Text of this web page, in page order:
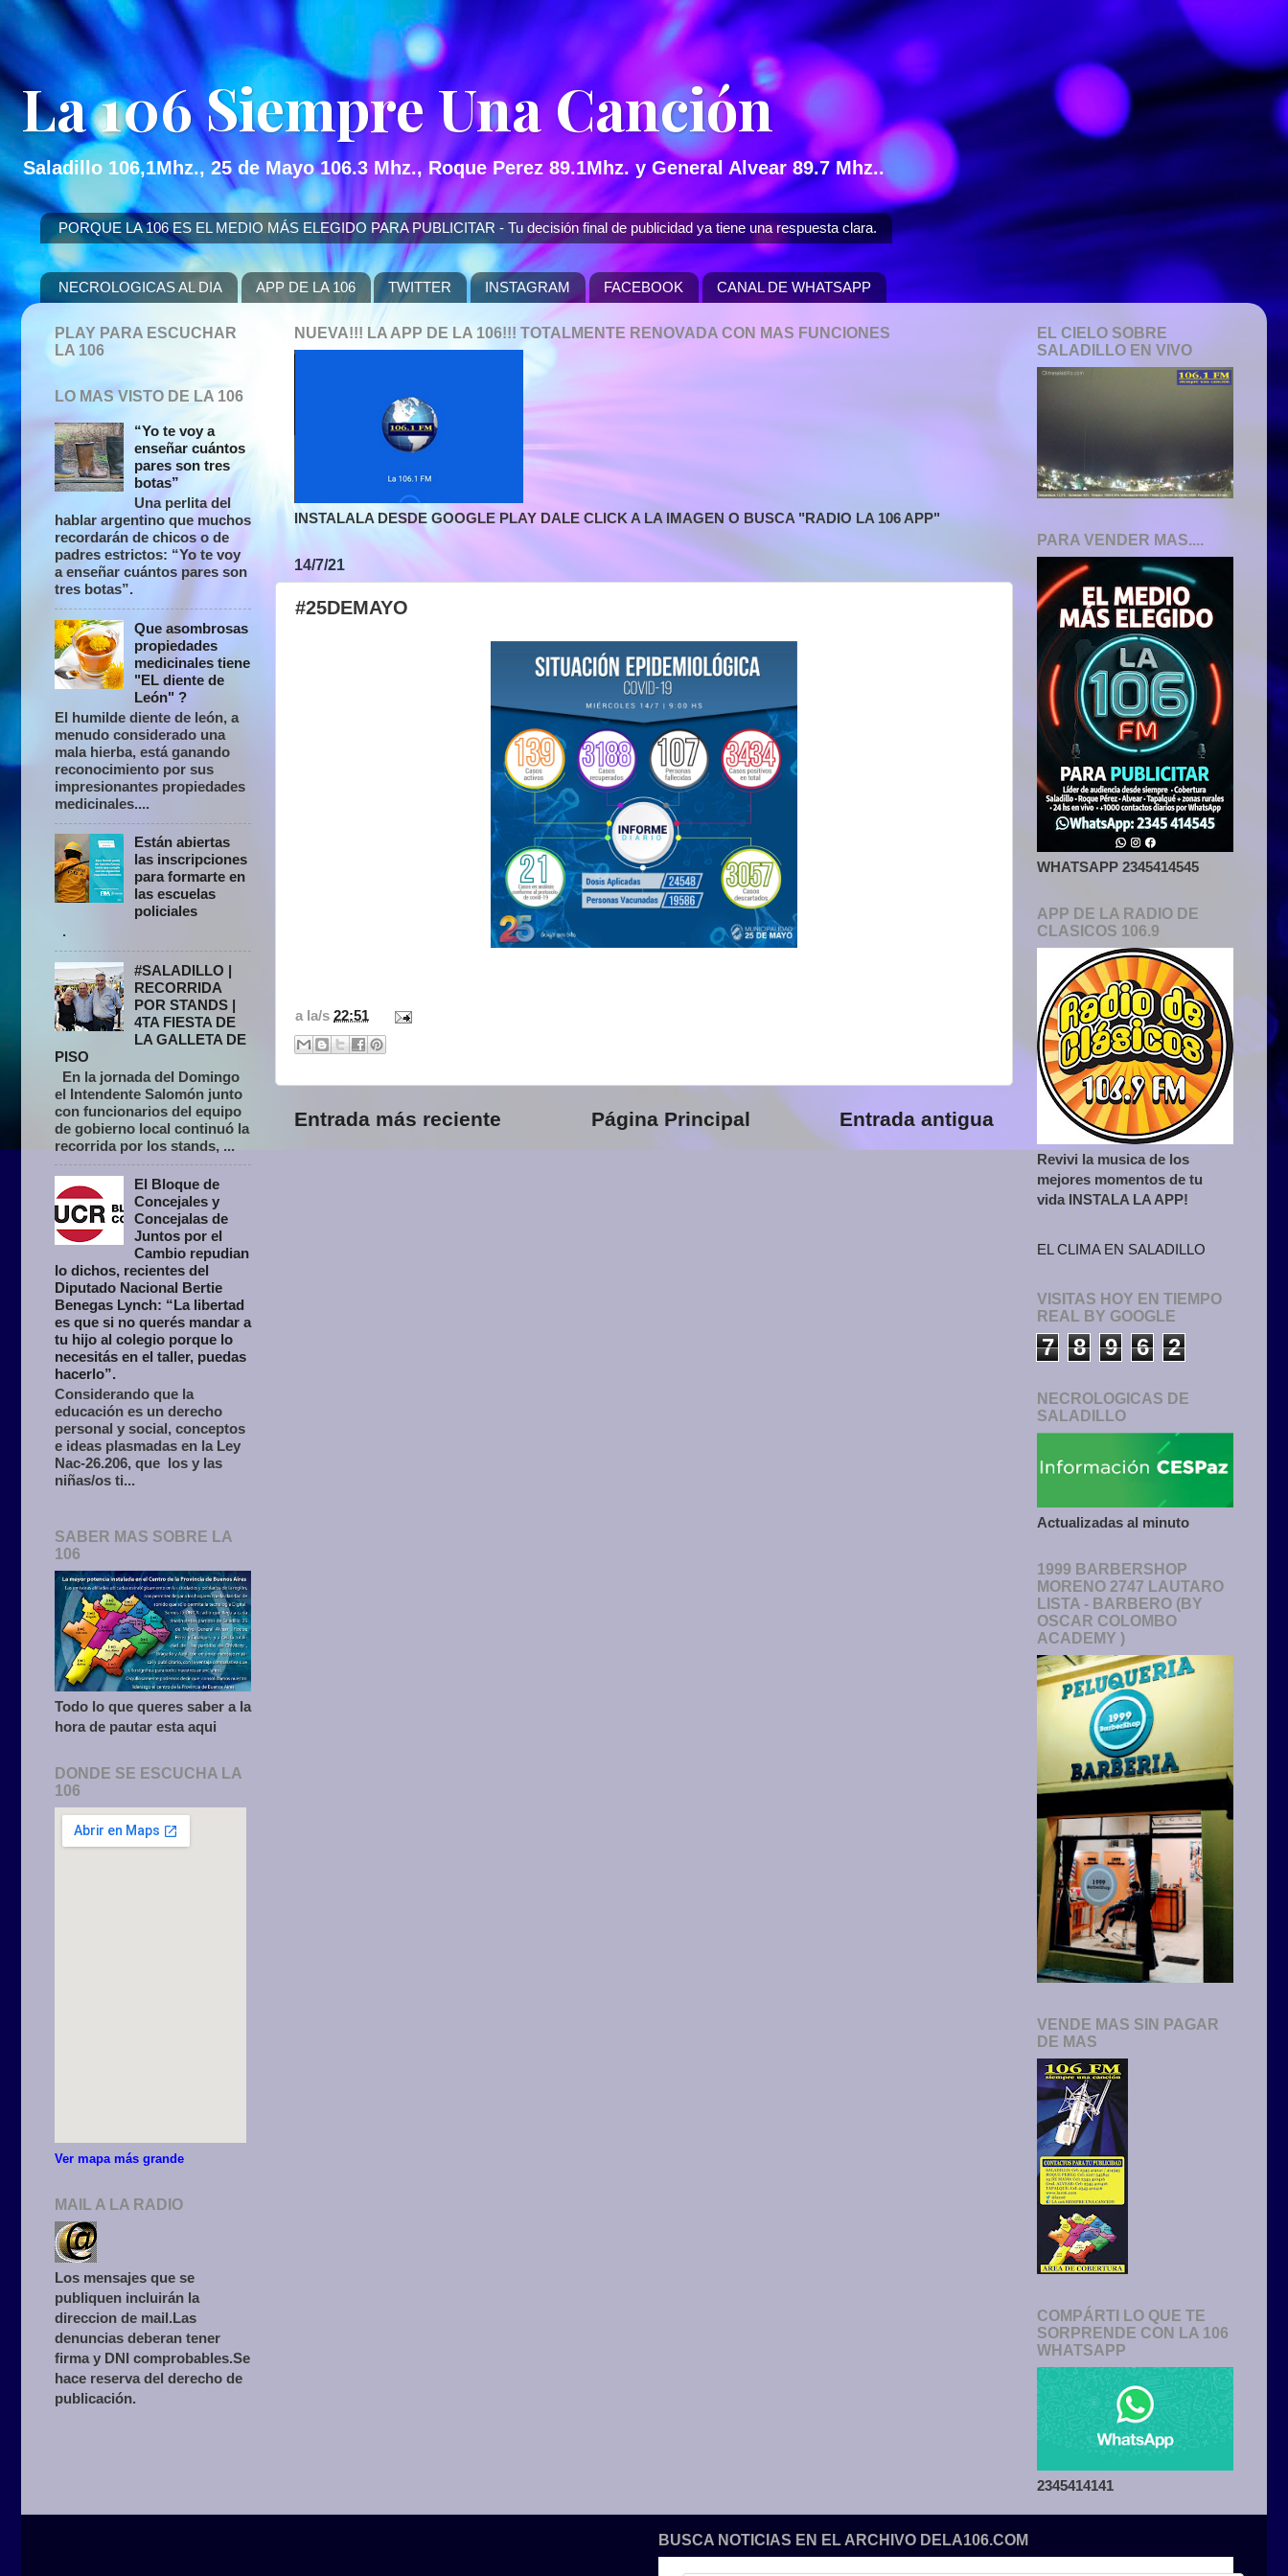
La 106 Siempre Una Canción
Saladillo 106,1Mhz., 25 de Mayo 106.3 Mhz., Roque Perez 89.1Mhz. y General Alvear 89.7 Mhz..
PORQUE LA 106 ES EL MEDIO MÁS ELEGIDO PARA PUBLICITAR - Tu decisión final de publicidad ya tiene una respuesta clara.
NECROLOGICAS AL DIA APP DE LA 106 TWITTER INSTAGRAM FACEBOOK CANAL DE WHATSAPP
NUEVA!!! LA APP DE LA 106!!! TOTALMENTE RENOVADA CON MAS FUNCIONES
INSTALALA DESDE GOOGLE PLAY DALE CLICK A LA IMAGEN O BUSCA "RADIO LA 106 APP"
14/7/21
#25DEMAYO
a la/s 22:51
Entrada más reciente Entrada antigua
Página Principal
PLAY PARA ESCUCHAR
LA 106
LO MAS VISTO DE LA 106
“Yo te voy a
enseñar cuántos
pares son tres
botas”
Una perlita del
hablar argentino que muchos
recordarán de chicos o de
padres estrictos: “Yo te voy
a enseñar cuántos pares son
tres botas”.
Que asombrosas
propiedades
medicinales tiene
"EL diente de
León" ?
El humilde diente de león, a
menudo considerado una
mala hierba, está ganando
reconocimiento por sus
impresionantes propiedades
medicinales....
Están abiertas
las inscripciones
para formarte en
las escuelas
policiales
.
#SALADILLO |
RECORRIDA
POR STANDS |
4TA FIESTA DE
LA GALLETA DE
PISO
En la jornada del Domingo
el Intendente Salomón junto
con funcionarios del equipo
de gobierno local continuó la
recorrida por los stands, ...
El Bloque de
Concejales y
Concejalas de
Juntos por el
Cambio repudian
lo dichos, recientes del
Diputado Nacional Bertie
Benegas Lynch: “La libertad
es que si no querés mandar a
tu hijo al colegio porque lo
necesitás en el taller, puedas
hacerlo”.
Considerando que la
educación es un derecho
personal y social, conceptos
e ideas plasmadas en la Ley
Nac-26.206, que los y las
niñas/os ti...
SABER MAS SOBRE LA
106
Todo lo que queres saber a la
hora de pautar esta aqui
DONDE SE ESCUCHA LA
106
Ver mapa más grande
MAIL A LA RADIO
Los mensajes que se
publiquen incluirán la
direccion de mail.Las
denuncias deberan tener
firma y DNI comprobables.Se
hace reserva del derecho de
publicación.
EL CIELO SOBRE
SALADILLO EN VIVO
PARA VENDER MAS....
WHATSAPP 2345414545
APP DE LA RADIO DE
CLASICOS 106.9
Revivi la musica de los
mejores momentos de tu
vida INSTALA LA APP!
EL CLIMA EN SALADILLO
VISITAS HOY EN TIEMPO
REAL BY GOOGLE
7 8 9 6 2
NECROLOGICAS DE
SALADILLO
Actualizadas al minuto
1999 BARBERSHOP
MORENO 2747 LAUTARO
LISTA - BARBERO (BY
OSCAR COLOMBO
ACADEMY )
VENDE MAS SIN PAGAR
DE MAS
COMPÁRTI LO QUE TE
SORPRENDE CON LA 106
WHATSAPP
2345414141
BUSCA NOTICIAS EN EL ARCHIVO DELA106.COM